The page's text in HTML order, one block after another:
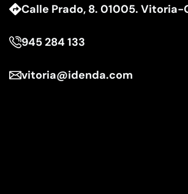
Calle Prado, 8. 01005. Vitoria-
945 284 133
vitoria@idenda.com